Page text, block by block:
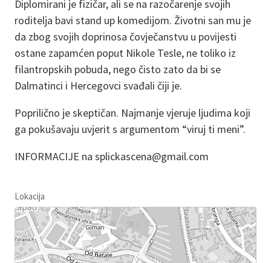
Diplomirani je fizičar, ali se na razočarenje svojih
roditelja bavi stand up komedijom. Životni san mu je
da zbog svojih doprinosa čovječanstvu u povijesti
ostane zapamćen poput Nikole Tesle, ne toliko iz
filantropskih pobuda, nego čisto zato da bi se
Dalmatinci i Hercegovci svađali čiji je.
Poprilično je skeptičan. Najmanje vjeruje ljudima koji
ga pokušavaju uvjerit s argumentom “viruj ti meni”.
INFORMACIJE na splickascena@gmail.com
Lokacija